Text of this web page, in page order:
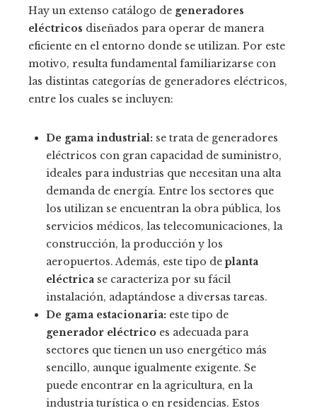
Hay un extenso catálogo de generadores
eléctricos diseñados para operar de manera
eficiente en el entorno donde se utilizan. Por este
motivo, resulta fundamental familiarizarse con
las distintas categorías de generadores eléctricos,
entre los cuales se incluyen:
De gama industrial: se trata de generadores
eléctricos con gran capacidad de suministro,
ideales para industrias que necesitan una alta
demanda de energía. Entre los sectores que
los utilizan se encuentran la obra pública, los
servicios médicos, las telecomunicaciones, la
construcción, la producción y los
aeropuertos. Además, este tipo deplanta
eléctrica se caracteriza por su fácil
instalación, adaptándose a diversas tareas.
De gama estacionaria: este tipo de
generador eléctrico es adecuada para
sectores que tienen un uso energético más
sencillo, aunque igualmente exigente. Se
puede encontrar en la agricultura, en la
industria turística o en residencias. Estos